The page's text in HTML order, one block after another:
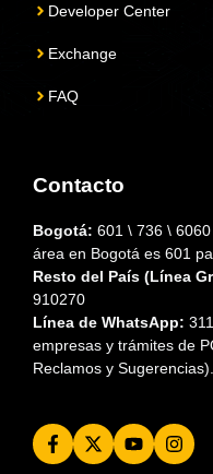
Developer Center
Exchange
FAQ
Contacto
Bogotá: 601 \ 736 \
área en Bogotá es 601
Resto del País (Línea
910270
Línea de WhatsApp:
empresas y trámites de
Reclamos y Sugerencias).